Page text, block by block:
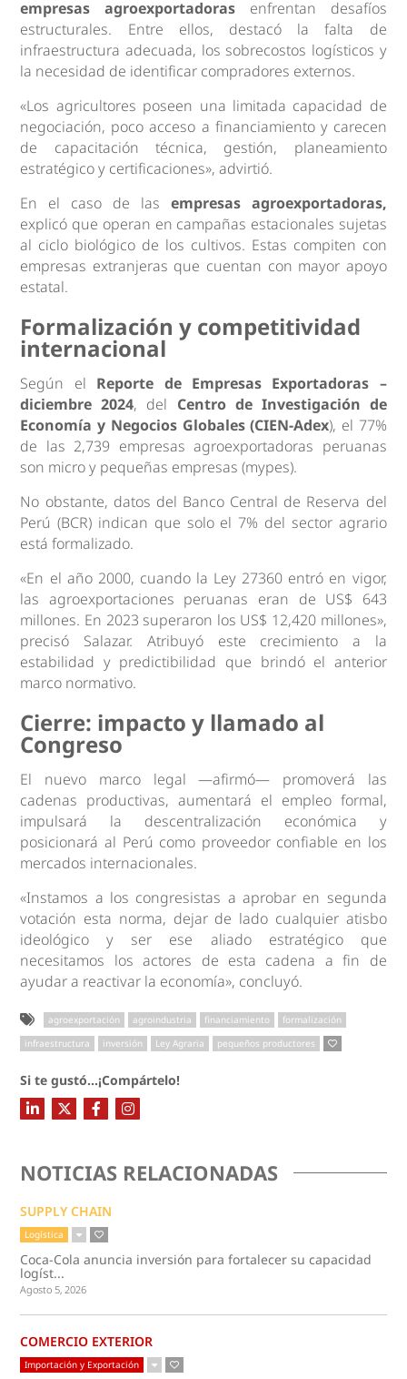
empresas agroexportadoras enfrentan desafíos
estructurales. Entre ellos, destacó la falta de
infraestructura adecuada, los sobrecostos logísticos y
la necesidad de identificar compradores externos.
«Los agricultores poseen una limitada capacidad de
negociación, poco acceso a financiamiento y carecen
de capacitación técnica, gestión, planeamiento
estratégico y certificaciones», advirtió.
En el caso de las empresas agroexportadoras,
explicó que operan en campañas estacionales sujetas
al ciclo biológico de los cultivos. Estas compiten con
empresas extranjeras que cuentan con mayor apoyo
estatal.
Formalización y competitividad
internacional
Según el Reporte de Empresas Exportadoras –
diciembre 2024, del Centro de Investigación de
Economía y Negocios Globales (CIEN-Adex), el 77%
de las 2,739 empresas agroexportadoras peruanas
son micro y pequeñas empresas (mypes).
No obstante, datos del Banco Central de Reserva del
Perú (BCR) indican que solo el 7% del sector agrario
está formalizado.
«En el año 2000, cuando la Ley 27360 entró en vigor,
las agroexportaciones peruanas eran de US$ 643
millones. En 2023 superaron los US$ 12,420 millones»,
precisó Salazar. Atribuyó este crecimiento a la
estabilidad y predictibilidad que brindó el anterior
marco normativo.
Cierre: impacto y llamado al
Congreso
El nuevo marco legal —afirmó— promoverá las
cadenas productivas, aumentará el empleo formal,
impulsará la descentralización económica y
posicionará al Perú como proveedor confiable en los
mercados internacionales.
«Instamos a los congresistas a aprobar en segunda
votación esta norma, dejar de lado cualquier atisbo
ideológico y ser ese aliado estratégico que
necesitamos los actores de esta cadena a fin de
ayudar a reactivar la economía», concluyó.
agroexportación agroindustria financiamiento
formalización
infraestructura
inversión Ley Agraria pequeños productores
Si te gustó...¡Compártelo!
NOTICIAS RELACIONADAS
SUPPLY CHAIN
Logística
Coca-Cola anuncia inversión para fortalecer su capacidad
logíst...
Agosto 5, 2026
COMERCIO EXTERIOR
Importación y Exportación